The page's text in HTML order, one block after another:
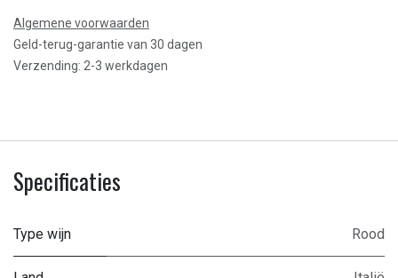
Algemene voorwaarden
Geld-terug-garantie van 30 dagen
Verzending: 2-3 werkdagen
Specificaties
Type wijn Rood